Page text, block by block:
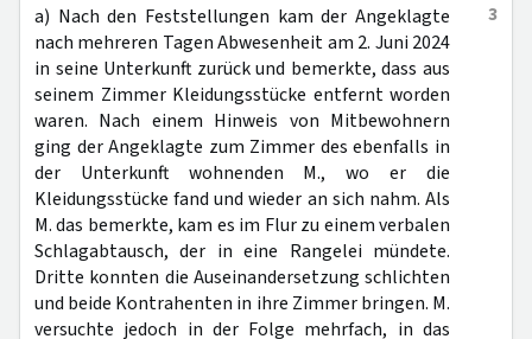
3
a) Nach den Feststellungen kam der Angeklagte
nach mehreren Tagen Abwesenheit am 2. Juni 2024
in seine Unterkunft zurück und bemerkte, dass aus
seinem Zimmer Kleidungsstücke entfernt worden
waren. Nach einem Hinweis von Mitbewohnern
ging der Angeklagte zum Zimmer des ebenfalls in
der Unterkunft wohnenden M., wo er die
Kleidungsstücke fand und wieder an sich nahm. Als
M. das bemerkte, kam es im Flur zu einem verbalen
Schlagabtausch, der in eine Rangelei mündete.
Dritte konnten die Auseinandersetzung schlichten
und beide Kontrahenten in ihre Zimmer bringen. M.
versuchte jedoch in der Folge mehrfach, in das